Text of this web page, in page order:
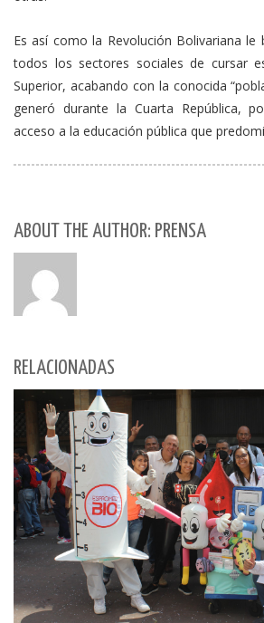
Es así como la Revolución Bolivariana le
todos los sectores sociales de cursar
Superior, acabando con la conocida
generó durante la Cuarta República,
acceso a la educación pública que
ABOUT THE AUTHOR: PRENSA
RELACIONADAS